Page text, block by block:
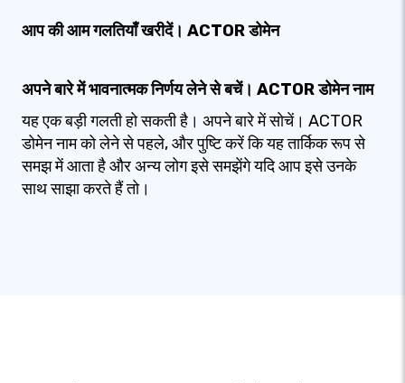
आप की आम गलतियाँ खरीदें। ACTOR डोमेन
अपने बारे में भावनात्मक निर्णय लेने से बचें। ACTOR डोमेन नाम
यह एक बड़ी गलती हो सकती है। अपने बारे में सोचें। ACTOR
डोमेन नाम को लेने से पहले, और पुष्टि करें कि यह तार्किक रूप से
समझ में आता है और अन्य लोग इसे समझेंगे यदि आप इसे उनके
साथ साझा करते हैं तो।